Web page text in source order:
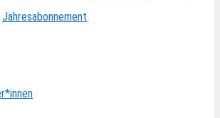
Jahresabonnement.